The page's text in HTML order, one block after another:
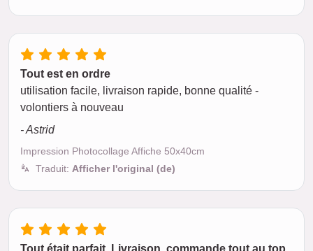
Tout est en ordre
utilisation facile, livraison rapide, bonne qualité -
volontiers à nouveau
- Astrid
Impression Photocollage Affiche 50x40cm
Traduit: Afficher l'original (de)
Tout était parfait. Livraison, commande tout au top